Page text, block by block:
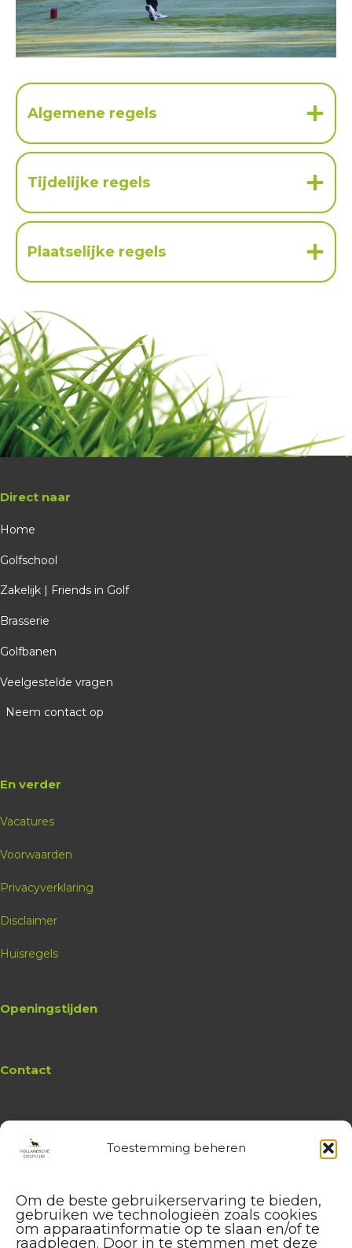
Toestemming beheren
Om de beste gebruikerservaring te bieden,
gebruiken we technologieën zoals cookies
om apparaatinformatie op te slaan en/of te
raadplegen. Door in te stemmen met deze
Algemene regels
Tijdelijke regels
Plaatselijke regels
Direct naar
Home
Golfschool
Zakelijk | Friends in Golf
Brasserie
Golfbanen
Veelgestelde vragen
Neem contact op
En verder
Vacatures
Voorwaarden
Privacyverklaring
Disclaimer
Huisregels
Openingstijden
Contact
Website
administratie
service@hollandschegolfclub.nl